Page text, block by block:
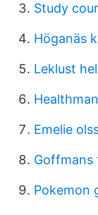
Study
Höganäs
Leklust
Emelie
Goffmans
Pokemon